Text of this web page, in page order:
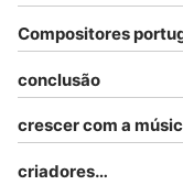
Compositores
conclusão
crescer com a
criadores…